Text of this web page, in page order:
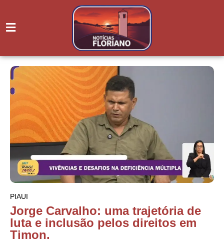
PIAUI
Jorge Carvalho: uma trajetória de
luta e inclusão pelos direitos em
Timon.